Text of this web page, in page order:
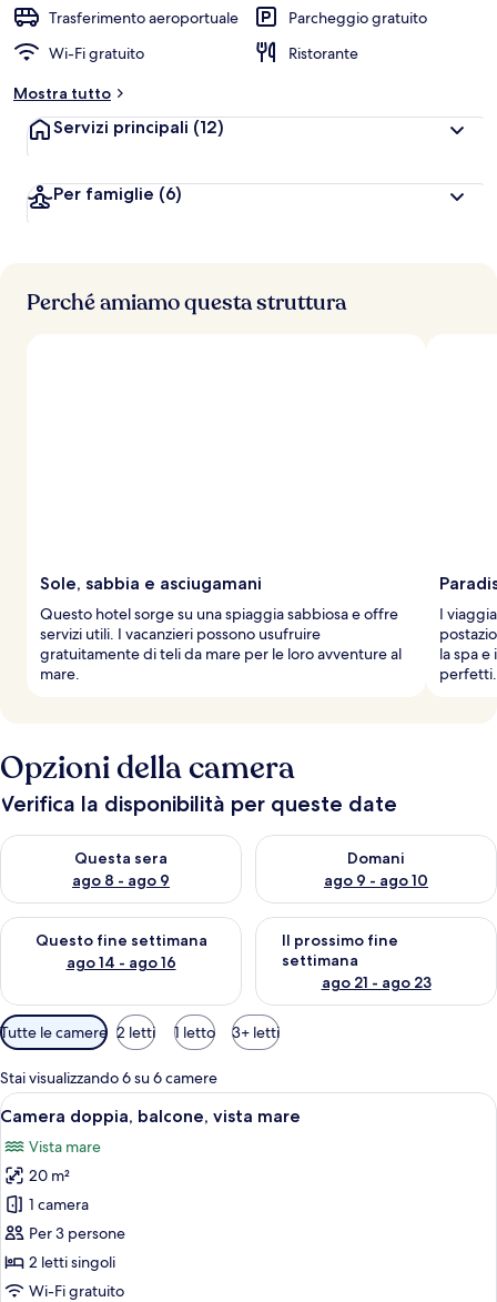
a
u
z
a
a
t
o
Trasferimento aeroportuale
Parcheggio gratuito
Wi-Fi gratuito
Ristorante
Mostra tutto
Servizi principali (12)
Per famiglie (6)
Perché amiamo questa struttura
Sole, sabbia e asciugamani
Questo hotel sorge su una spiaggia sabbiosa e offre
servizi utili. I vacanzieri possono usufruire
gratuitamente di teli da mare per le loro avventure al
mare.
I
la spa
perfetti.
Opzioni della camera
Verifica la disponibilità per queste date
Questa sera
ago 8 - ago 9
Verifica la disponibilità per questa sera, ago 8 - ago 9
Domani
ago 9 - ago 10
Verifica la disponibilità per
Questo fine settimana
ago 14 - ago 16
Verifica la disponibilità per questo fine settimana, ago 14 -
Il prossimo fine
settimana
ago 21 - ago 23
Verifica la disponibilità per il
Filtri
disponibili
per
le
camere
Tutte le camere 2 letti 1 letto 3+ letti
Stai visualizzando 6 su 6 camere
Apri
tutte
le
foto
per
Camera
doppia,
balcone,
Una camera d'albergo moderna con
6
Camera doppia, balcone, vista mare
Vista mare
20 m²
1 camera
Per 3 persone
2 letti singoli
Wi-Fi gratuito